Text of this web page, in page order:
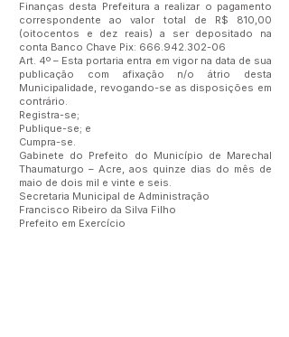
Finanças desta Prefeitura a realizar o pagamento
correspondente ao valor total de R$ 810,00
(oitocentos e dez reais) a ser depositado na
conta Banco Chave Pix: 666.942.302-06
Art. 4º – Esta portaria entra em vigor na data de sua
publicação com afixação n/o átrio desta
Municipalidade, revogando-se as disposições em
contrário.
Registra-se;
Publique-se; e
Cumpra-se.
Gabinete do Prefeito do Município de Marechal
Thaumaturgo – Acre, aos quinze dias do mês de
maio de dois mil e vinte e seis.
Secretaria Municipal de Administração
Francisco Ribeiro da Silva Filho
Prefeito em Exercício